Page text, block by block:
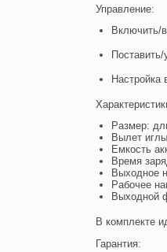
Управление:
Включить/
Настройка
Размер:
Вылет
Емкость
Время
Выходное
Рабочее
Выходной
В комплекте
Гарантия: